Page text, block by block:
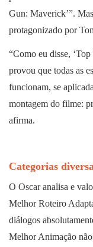
Gun: Maverick’”.
protagonizado por
“Como eu disse,
provou que todas as
funcionam, se
montagem do filme:
afirma.
Categorias
O Oscar analisa e
Melhor Roteiro
diálogos
Melhor Animação